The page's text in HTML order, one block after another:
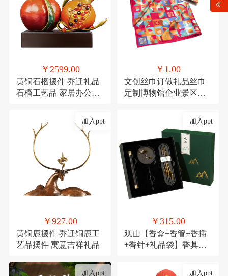
￥2599.00
黄铜石榴摆件 乔迁礼品
石榴工艺品 家居办公装
￥1.00
文创丝巾订做礼品丝巾
定制博物馆企业景区文
加入ppt
￥927.00
黄铜鹿摆件 乔迁铜鹿工
艺品摆件 寓意吉祥礼品
加入ppt
￥315.00
观山【香盒+香管+香插
+香针+礼品袋】香具商
加入ppt 加入ppt